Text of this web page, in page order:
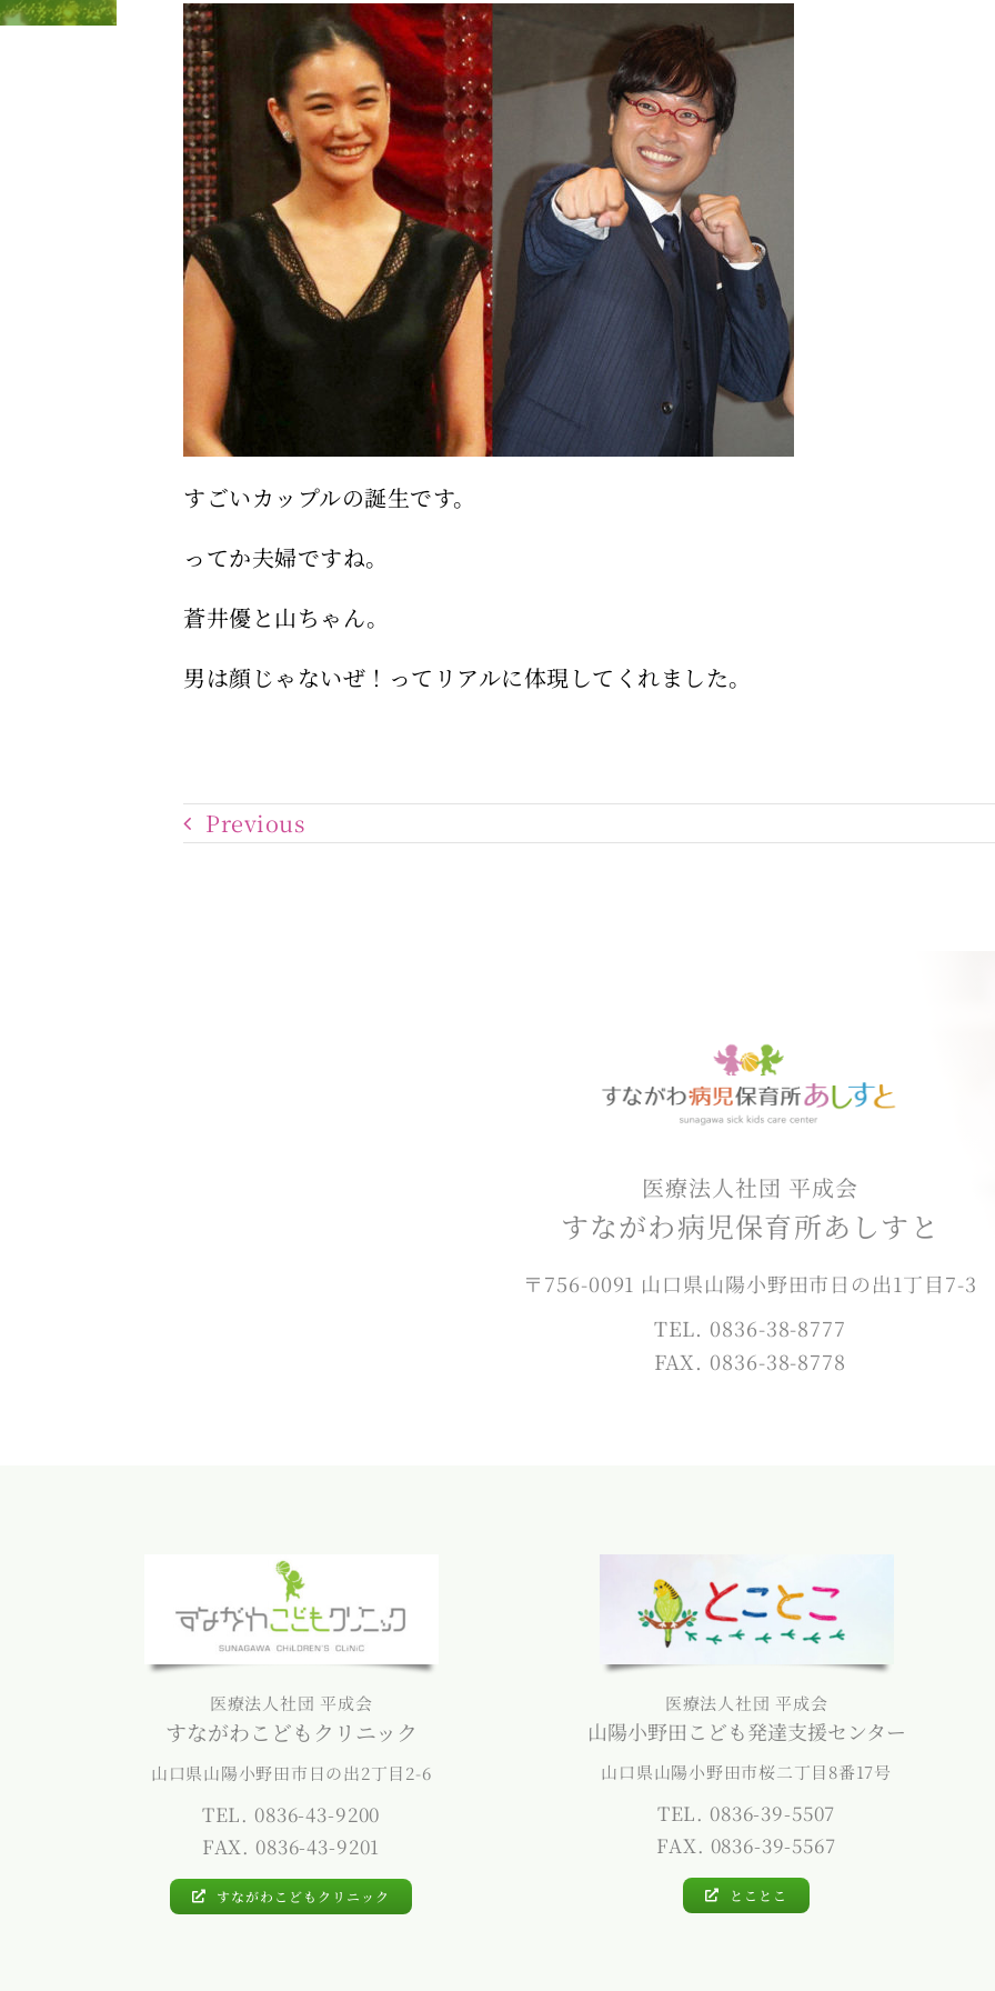
すごいカップルの誕生です。
ってか夫婦ですね。
蒼井優と山ちゃん。
男は顔じゃないぜ！ってリアルに体現してくれました。
Previous
医療法人社団 平成会
すながわ病児保育所あしすと
〒756-0091 山口県山陽小野田市日の出1丁目7-3
TEL. 0836-38-8777
FAX. 0836-38-8778
医療法人社団 平成会
すながわこどもクリニック
山口県山陽小野田市日の出2丁目2-6
TEL. 0836-43-9200
FAX. 0836-43-9201
すながわこどもクリニック
医療法人社団 平成会
山陽小野田こども発達支援センター
山口県山陽小野田市桜二丁目8番17号
TEL. 0836-39-5507
FAX. 0836-39-5567
とことこ